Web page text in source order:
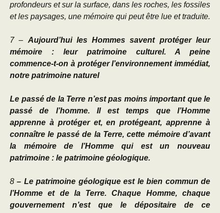
profondeurs et sur la surface, dans les roches, les fossiles
et les paysages, une mémoire qui peut être lue et traduite.
7 – Aujourd’hui les Hommes savent protéger leur
mémoire : leur patrimoine culturel. A peine
commence-t-on à protéger l’environnement immédiat,
notre patrimoine naturel
Le passé de la Terre n’est pas moins important que le
passé de l’homme. Il est temps que l’Homme
apprenne à protéger et, en protégeant, apprenne à
connaître le passé de la Terre, cette mémoire d’avant
la mémoire de l’Homme qui est un nouveau
patrimoine : le patrimoine géologique.
8 – Le patrimoine géologique est le bien commun de
l’Homme et de la Terre. Chaque Homme, chaque
gouvernement n’est que le dépositaire de ce